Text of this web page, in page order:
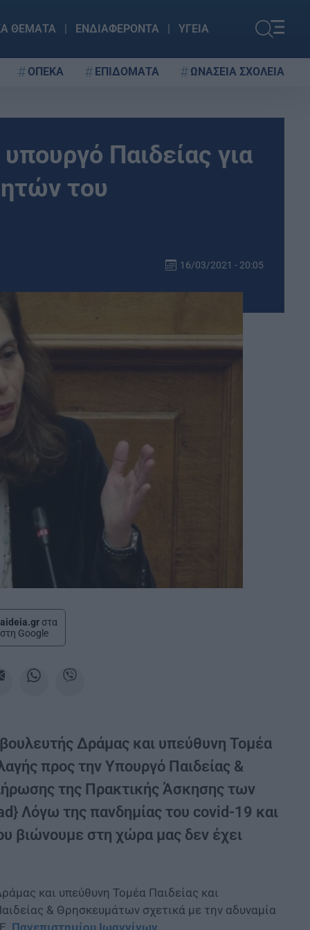
ΘΕΜΑΤΑ ΕΝΔΙΑΦΕΡΟΝΤΑ ΥΓΕΙΑ
ΟΠΕΚΑ ΕΠΙΔΟΜΑΤΑ ΩΝΑΣΕΙΑ ΣΧΟΛΕΙΑ
Παιδείας για
του
16/03/2021 - 20:05
στα
Google
Δράμας και υπεύθυνη Τομέα
προς την Υπουργό Παιδείας &
της Πρακτικής Άσκησης των
Λόγω της πανδημίας του covid-19 και
βιώνουμε στη χώρα μας δεν έχει
και υπεύθυνη Τομέα Παιδείας και
& Θρησκευμάτων σχετικά με την αδυναμία